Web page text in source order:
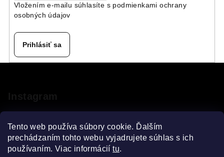
Tento web používa súbory cookie. Ďalším
prechádzaním tohto webu vyjadrujete súhlas s ich
používaním. Viac informáciítu.
Vložením e-mailu súhlasíte s podmienkami ochrany
osobných údajov
Prihlásiť sa
ä